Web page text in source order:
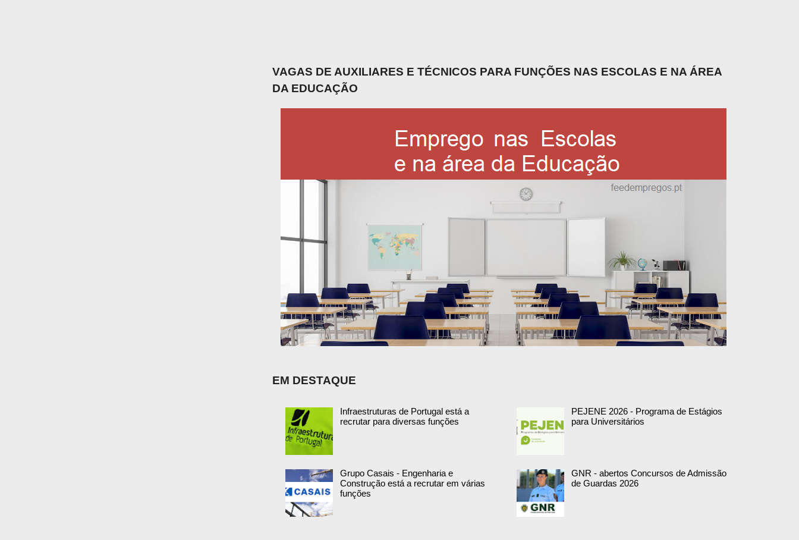
VAGAS DE AUXILIARES E TÉCNICOS PARA FUNÇÕES NAS ESCOLAS E NA ÁREA
DA EDUCAÇÃO
EM DESTAQUE
Infraestruturas de Portugal está a
recrutar para diversas funções
Grupo Casais - Engenharia e
Construção está a recrutar em várias
funções
PEJENE 2026 - Programa de Estágios
para Universitários
GNR - abertos Concursos de Admissão
de Guardas 2026